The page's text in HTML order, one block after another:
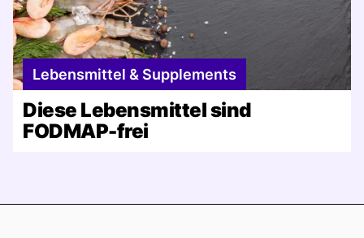
Lebensmittel & Supplements
Diese Lebensmittel sind
FODMAP-frei